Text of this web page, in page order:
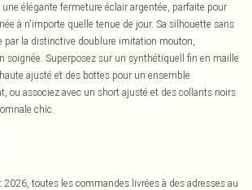
élégante fermeture éclair argentée, parfaite pour
à n'importe quelle tenue de jour. Sa silhouette sans
par la distinctive doublure imitation mouton,
soignée. Superposez sur un synthétiquell fin en maille
ajusté et des bottes pour un ensemble
ou associez avec un short ajusté et des collants noirs
chic.
toutes les commandes livrées à des adresses au